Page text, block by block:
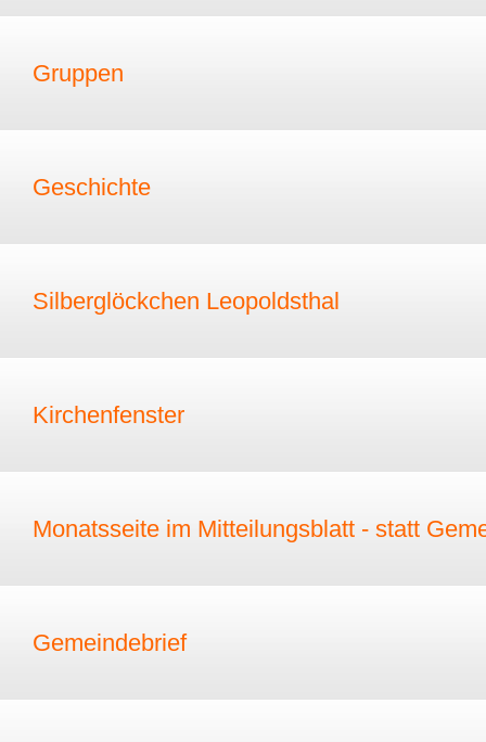
Gruppen
Geschichte
Silberglöckchen Leopoldsthal
Kirchenfenster
Monatsseite im Mitteilungsblatt - statt
Gemeindebrief